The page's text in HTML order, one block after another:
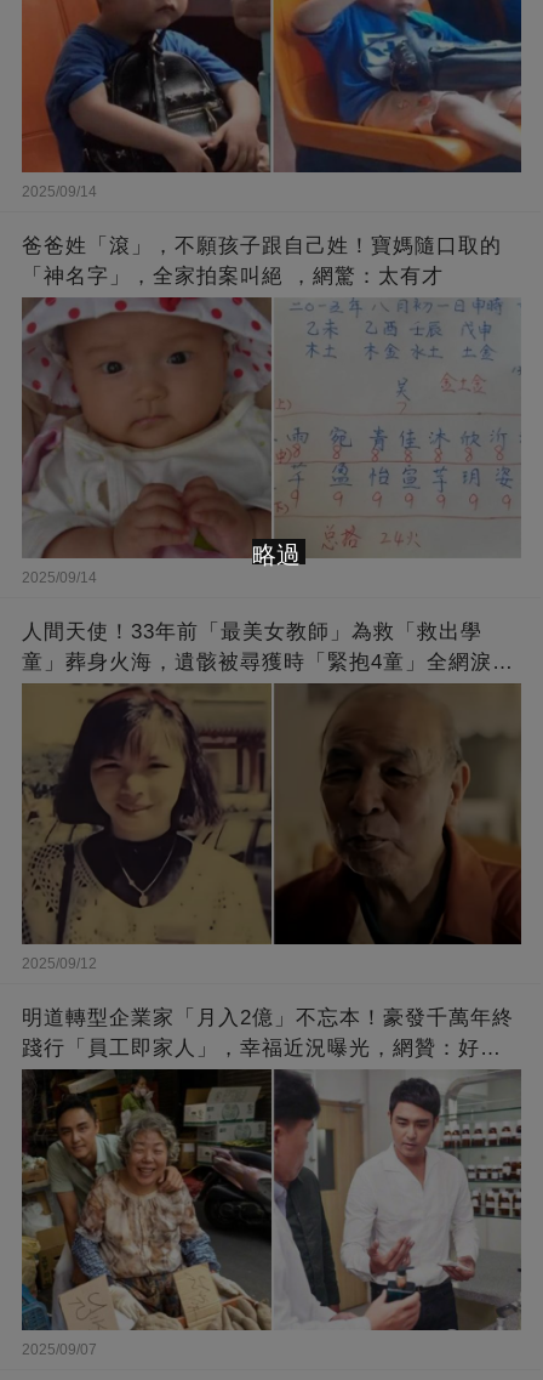
2025/09/14
爸爸姓「滾」，不願孩子跟自己姓！寶媽隨口取的
「神名字」，全家拍案叫絕 ，網驚：太有才
2025/09/14
人間天使！33年前「最美女教師」為救「救出學
童」葬身火海，遺骸被尋獲時「緊抱4童」全網淚
崩：真正的英雄不該被遺忘
2025/09/12
明道轉型企業家「月入2億」不忘本！豪發千萬年終
踐行「員工即家人」，幸福近況曝光，網贊：好老
闆的福報
2025/09/07
略過